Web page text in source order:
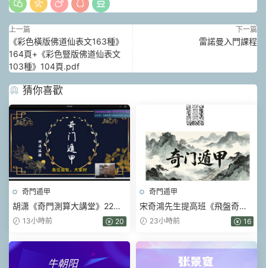
上一篇
《彩色橫版佛道仙表文163種》
164頁+《彩色豎版佛道仙表文
103種》104頁.pdf
下一篇
雷諾曼入門課程
猜你喜歡
奇門遁甲
胡潇《奇門測算大講堂》22集
視頻13小時前 20
奇門遁甲
宋奇鴻先生提高班《飛盤奇
門》奇門二期【原版】.pdf 90
23小時前 16